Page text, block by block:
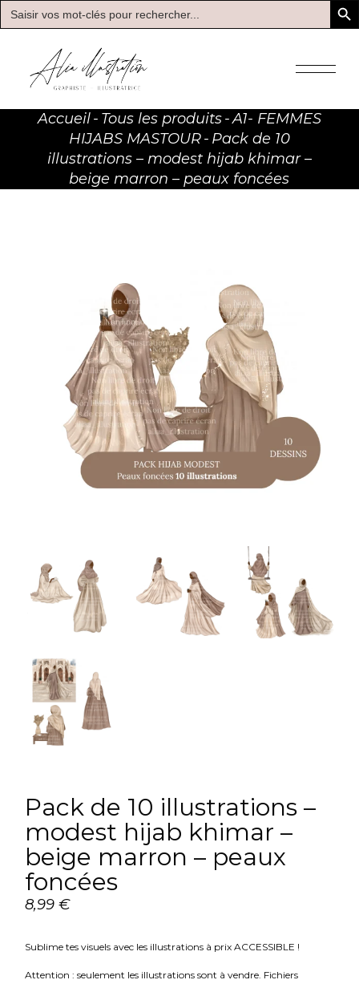
Search
for:
Skip
content
Accueil Tous les produits A1- FEMMES
HIJABS MASTOUR
Pack de 10
illustrations – modest hijab khimar –
beige marron – peaux foncées
Pack de 10 illustrations –
modest hijab khimar –
beige marron – peaux
foncées
8,99€
Sublime tes visuels avec les illustrations à prix ACCESSIBLE !
Attention : seulement les illustrations sont à vendre. Fichiers